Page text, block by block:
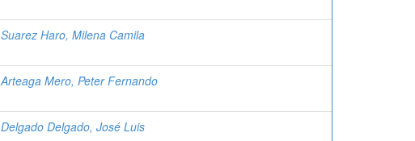
Suarez Haro, Milena Camila
Arteaga Mero, Peter Fernando
Delgado Delgado, José Luis